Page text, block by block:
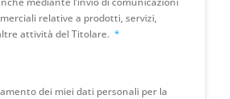
relative a prodotti, servizi,
attività del Titolare.
dei miei dati personali per la